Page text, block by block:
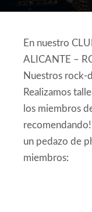
En nuestro
ALICANTE –
Nuestros rock-
Realizamos
los miembros
un pedazo de
miembros: